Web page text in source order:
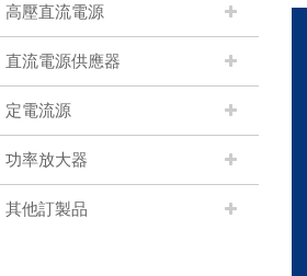
高壓直流電源
直流電源供應器
定電流源
功率放大器
其他訂製品